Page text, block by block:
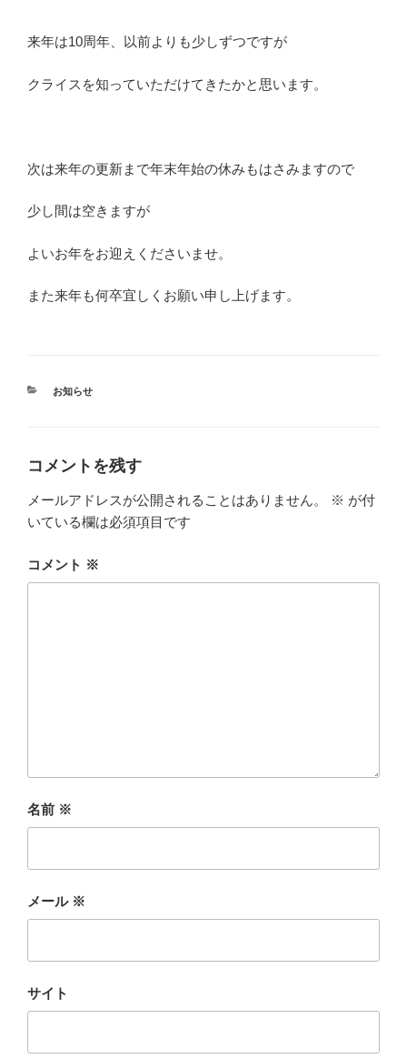
来年は10周年、以前よりも少しずつですが
クライスを知っていただけてきたかと思います。
次は来年の更新まで年末年始の休みもはさみますので
少し間は空きますが
よいお年をお迎えくださいませ。
また来年も何卒宜しくお願い申し上げます。
カ
お知らせ
コメントを残す
メールアドレスが公開されることはありません。 ※ が付
いている欄は必須項目です
コメント ※
名前 ※
メール ※
サイト